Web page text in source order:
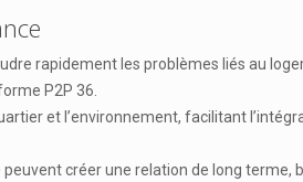
rapidement les problèmes liés au
P2P 36.
et l’environnement, facilitant
créer une relation de long